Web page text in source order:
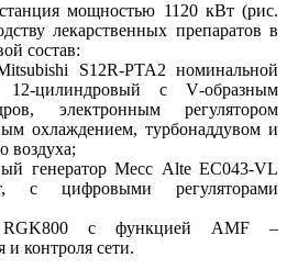
мощностью 1120 кВт (рис.
лекарственных препаратов в
состав:
S12R-PTA2 номинальной
с V‑образным
электронным регулятором
охлаждением, турбонаддувом и
воздуха;
генератор Месс Alte EC043‑VL
с цифровыми регуляторами
RGK800 с функцией AMF –
и контроля сети.